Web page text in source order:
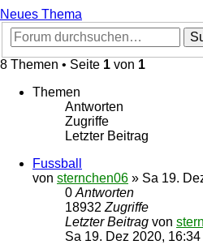
Neues Thema
8 Themen • Seite 1 von 1
Themen
Antworten
Zugriffe
Letzter Beitrag
Fussball
von sternchen06 » Sa 19.
0 Antworten
18932 Zugriffe
Letzter Beitrag von
Sa 19. Dez 2020, 16:34